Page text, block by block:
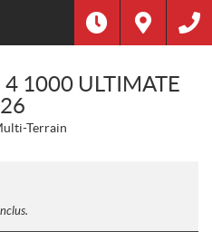
4 1000 ULTIMATE
Terrain